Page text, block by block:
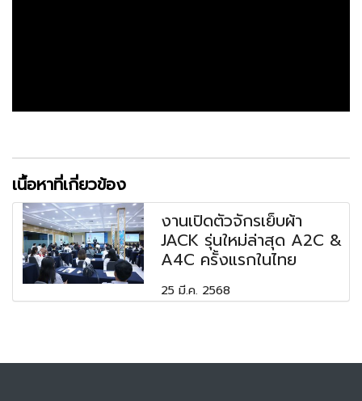
เนื้อหาที่เกี่ยวข้อง
งานเปิดตัวจักรเย็บผ้า
JACK รุ่นใหม่ล่าสุด A2C &
A4C ครั้งแรกในไทย
25 มี.ค. 2568